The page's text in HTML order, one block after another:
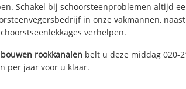
Schakel bij schoorsteenproblemen altijd
in onze vakmannen,
verhelpen.
bouwen rookkanalen belt u deze middag 020-
per jaar voor u klaar.